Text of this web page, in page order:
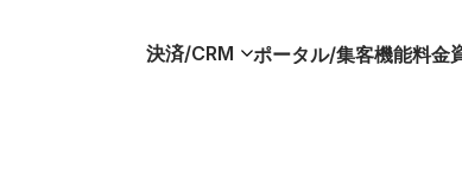
決済/CRM ポータル/集客機能料金